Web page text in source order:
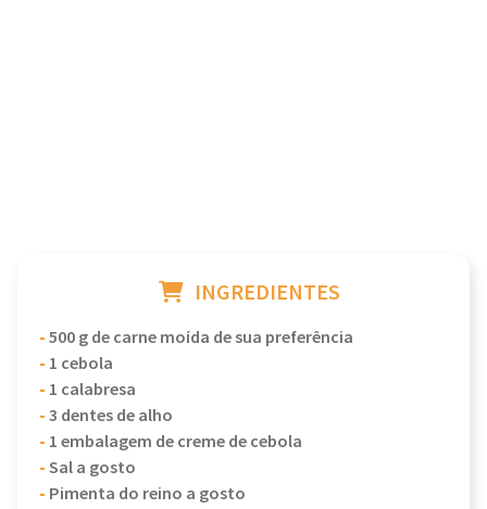
INGREDIENTES
-500 g de carne moída de sua preferência
- 1 cebola
- 1 calabresa
-3 dentes de alho
- 1 embalagem de creme de cebola
-Sal a gosto
- Pimenta do reino a gosto